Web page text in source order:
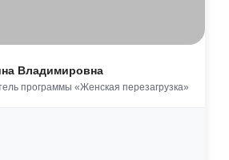
Владимировна
программы «Женская перезагрузка»